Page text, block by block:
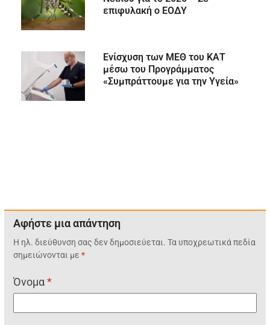
επιφυλακή ο ΕΟΔΥ
Ενίσχυση των ΜΕΘ του ΚΑΤ
μέσω του Προγράμματος
«Συμπράττουμε για την Υγεία»
Αφήστε μια απάντηση
Η ηλ. διεύθυνση σας δεν δημοσιεύεται. Τα υποχρεωτικά πεδία
σημειώνονται με*
Όνομα*